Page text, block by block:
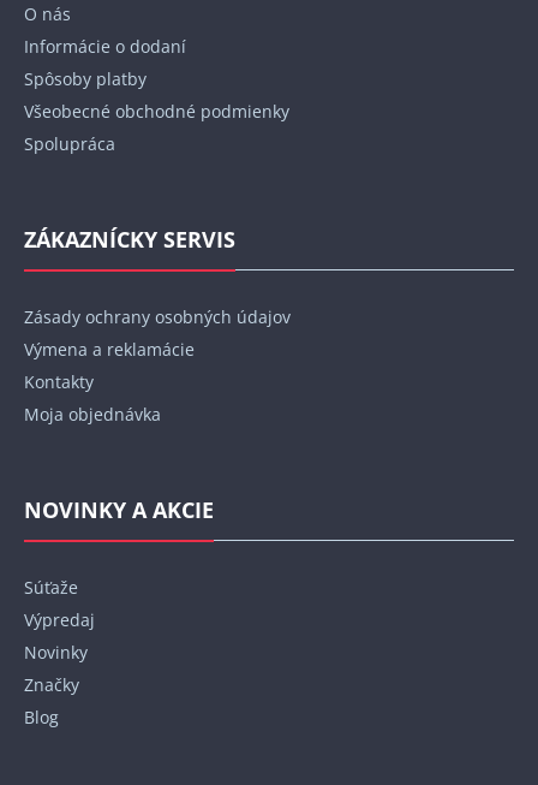
O nás
Informácie o dodaní
Spôsoby platby
Všeobecné obchodné podmienky
Spolupráca
ZÁKAZNÍCKY SERVIS
Zásady ochrany osobných údajov
Výmena a reklamácie
Kontakty
Moja objednávka
NOVINKY A AKCIE
Súťaže
Výpredaj
Novinky
Značky
Blog